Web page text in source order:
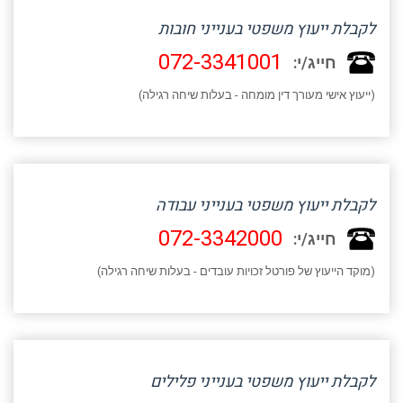
לקבלת ייעוץ משפטי בענייני חובות
חייג/י: 072-3341001
(ייעוץ אישי מעורך דין מומחה - בעלות שיחה רגילה)
לקבלת ייעוץ משפטי בענייני עבודה
חייג/י: 072-3342000
(מוקד הייעוץ של פורטל זכויות עובדים - בעלות שיחה רגילה)
לקבלת ייעוץ משפטי בענייני פלילים